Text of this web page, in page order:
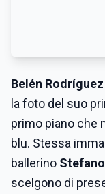
Belén Rodríguez
la foto del suo
primo piano che
blu. Stessa
ballerino
scelgono di